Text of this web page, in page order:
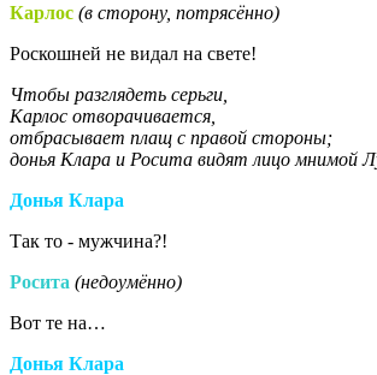
Карлос (в сторону, потрясённо)
Роскошней не видал на свете!
Чтобы разглядеть серьги,
Карлос отворачивается,
отбрасывает плащ с правой стороны;
донья Клара и Росита видят лицо мнимой
Донья Клара
Так то - мужчина?!
Росита (недоумённо)
Вот те на…
Донья Клара